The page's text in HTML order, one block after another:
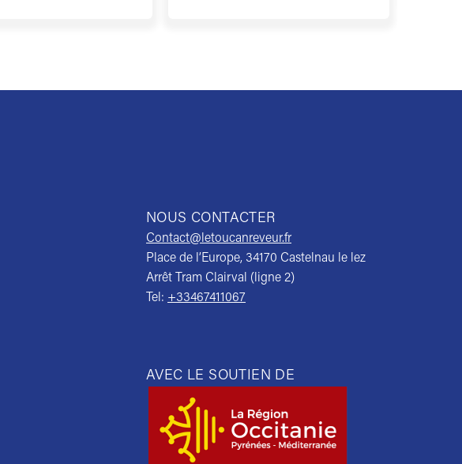
NOUS CONTACTER
Contact@letoucanreveur.fr
Place de l’Europe, 34170 Castelnau le lez
Arrêt Tram Clairval (ligne 2)
Tel: +33467411067
AVEC LE SOUTIEN DE